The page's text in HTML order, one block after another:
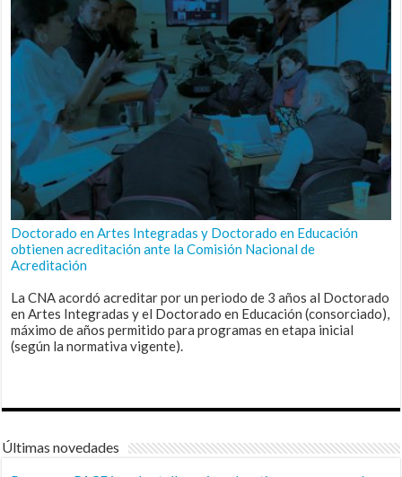
Doctorado en Artes Integradas y Doctorado en Educación
obtienen acreditación ante la Comisión Nacional de
Acreditación
La CNA acordó acreditar por un periodo de 3 años al Doctorado
en Artes Integradas y el Doctorado en Educación (consorciado),
máximo de años permitido para programas en etapa inicial
(según la normativa vigente).
Últimas novedades